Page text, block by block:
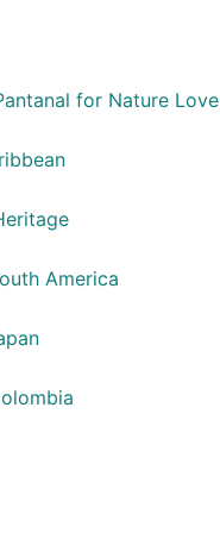
for Nature
America